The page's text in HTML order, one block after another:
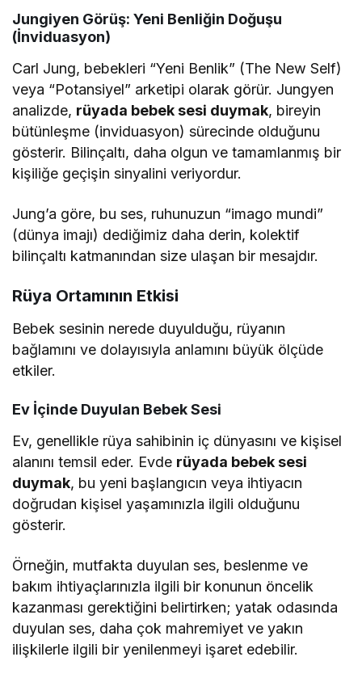
Jungiyen Görüş: Yeni Benliğin Doğuşu
(İnviduasyon)
Carl Jung, bebekleri “Yeni Benlik” (The New Self)
veya “Potansiyel” arketipi olarak görür. Jungyen
analizde, rüyada bebek sesi duymak, bireyin
bütünleşme (inviduasyon) sürecinde olduğunu
gösterir. Bilinçaltı, daha olgun ve tamamlanmış bir
kişiliğe geçişin sinyalini veriyordur.
Jung’a göre, bu ses, ruhunuzun “imago mundi”
(dünya imajı) dediğimiz daha derin, kolektif
bilinçaltı katmanından size ulaşan bir mesajdır.
Rüya Ortamının Etkisi
Bebek sesinin nerede duyulduğu, rüyanın
bağlamını ve dolayısıyla anlamını büyük ölçüde
etkiler.
Ev İçinde Duyulan Bebek Sesi
Ev, genellikle rüya sahibinin iç dünyasını ve kişisel
alanını temsil eder. Evde rüyada bebek sesi
duymak, bu yeni başlangıcın veya ihtiyacın
doğrudan kişisel yaşamınızla ilgili olduğunu
gösterir.
Örneğin, mutfakta duyulan ses, beslenme ve
bakım ihtiyaçlarınızla ilgili bir konunun öncelik
kazanması gerektiğini belirtirken; yatak odasında
duyulan ses, daha çok mahremiyet ve yakın
ilişkilerle ilgili bir yenilenmeyi işaret edebilir.